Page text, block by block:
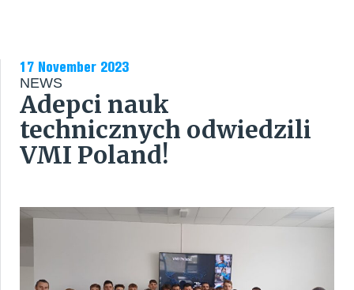
CAN
CARE
SERVICES
O NAS
17 November 2023
NEWS
Adepci nauk
technicznych odwiedzili
VMI Poland!